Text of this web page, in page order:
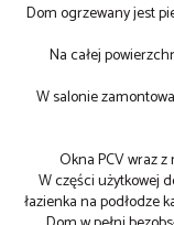
Dom ogrzewany jest
Na całej
W salonie
Okna PCV wraz
W części użytkowej
łazienka na podłodze